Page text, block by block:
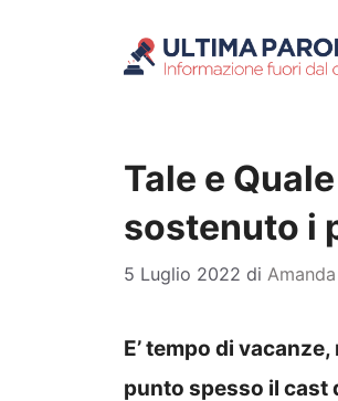
Tale e
sostenuto i
5 Luglio 2022 di
E’ tempo di
punto spesso il cast